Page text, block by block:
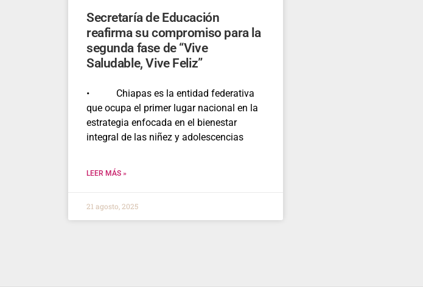
Secretaría de Educación
reafirma su compromiso para la
segunda fase de “Vive
Saludable, Vive Feliz”
• Chiapas es la entidad federativa
que ocupa el primer lugar nacional en la
estrategia enfocada en el bienestar
integral de las niñez y adolescencias
LEER MÁS »
21 agosto, 2025